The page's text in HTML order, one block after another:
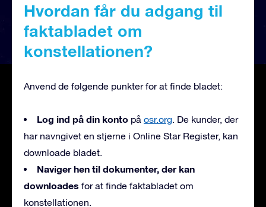
Hvordan får du adgang til
faktabladet om
konstellationen?
Anvend de følgende punkter for at finde bladet:
Log ind på din konto på osr.org. De kunder, der
har navngivet en stjerne i Online Star Register, kan
downloade bladet.
Naviger hen til dokumenter, der kan
downloades for at finde faktabladet om
konstellationen.